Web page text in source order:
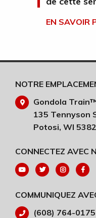
EN SAVOIR
NOTRE
Gondola
135 Tennyson
Potosi, WI
CONNECTEZ AVEC
COMMUNIQUEZ
(608) 764-0175